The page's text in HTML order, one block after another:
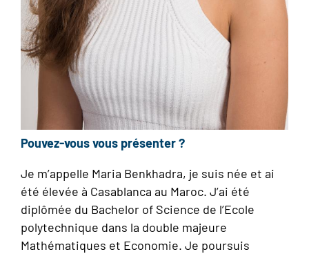
Pouvez-vous vous présenter ?
Je m’appelle Maria Benkhadra, je suis née et ai
été élevée à Casablanca au Maroc. J’ai été
diplômée du Bachelor of Science de l’Ecole
polytechnique dans la double majeure
Mathématiques et Economie. Je poursuis